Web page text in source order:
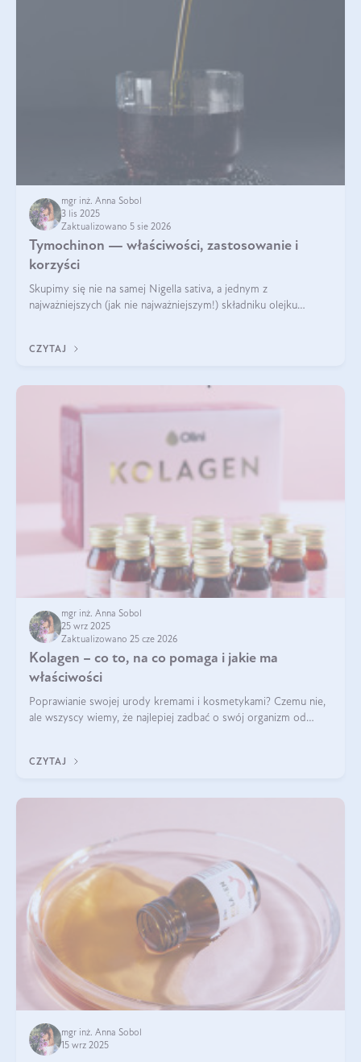
mgr inż. Anna Sobol
3 lis 2025
Zaktualizowano 5 sie 2026
Tymochinon — właściwości, zastosowanie i
korzyści
Skupimy się nie na samej Nigella sativa, a jednym z
najważniejszych (jak nie najważniejszym!) składniku olejku
CZYTAJ
mgr inż. Anna Sobol
25 wrz 2025
Zaktualizowano 25 cze 2026
Kolagen – co to, na co pomaga i jakie ma
właściwości
Poprawianie swojej urody kremami i kosmetykami? Czemu nie,
ale wszyscy wiemy, że najlepiej zadbać o swój organizm od
wysokiej jakości suplem
CZYTAJ
mgr inż. Anna Sobol
15 wrz 2025